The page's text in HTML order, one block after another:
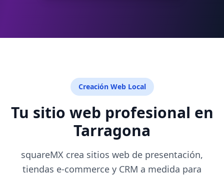
Creación Web Local
Tu sitio web profesional en
Tarragona
squareMX crea sitios web de presentación,
tiendas e-commerce y CRM a medida para